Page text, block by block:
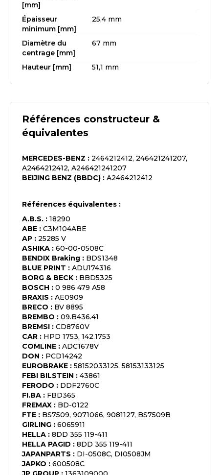
[mm]
Épaisseur
minimum [mm]
25,4 mm
Diamètre du
centrage [mm]
67 mm
Hauteur [mm] 51,1 mm
Références constructeur &
équivalentes
MERCEDES-BENZ : 2464212412, 246421241207,
A2464212412, A246421241207
BEIJING BENZ (BBDC) : A2464212412
Références équivalentes :
A.B.S. : 18290
ABE : C3M104ABE
AP : 25285 V
ASHIKA : 60-00-0508C
BENDIX Braking : BDS1348
BLUE PRINT : ADU174316
BORG & BECK : BBD5325
BOSCH : 0 986 479 A58
BRAXIS : AE0909
BRECO : BV 8895
BREMBO : 09.B436.41
BREMSI : CD8760V
CAR : HPD 1753, 142.1753
COMLINE : ADC1678V
DON : PCD14242
EUROBRAKE : 58152033125, 58153133125
FEBI BILSTEIN : 43861
FERODO : DDF2760C
FI.BA : FBD365
FREMAX : BD-0122
FTE : BS7509, 9071066, 9081127, BS7509B
GIRLING : 6065911
HELLA : 8DD 355 119-411
HELLA PAGID : 8DD 355 119-411
JAPANPARTS : DI-0508C, DI0508JM
JAPKO : 600508C